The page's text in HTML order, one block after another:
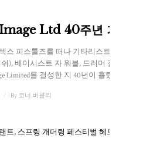
Ltd 40주년 기념
스 피스톨즈를 떠나 기타리스트 키스
), 베이시스트 자 워블, 드러머 짐과 함
Limited를 결성한 지 40년이 흘렀다...
By 코너 버클리